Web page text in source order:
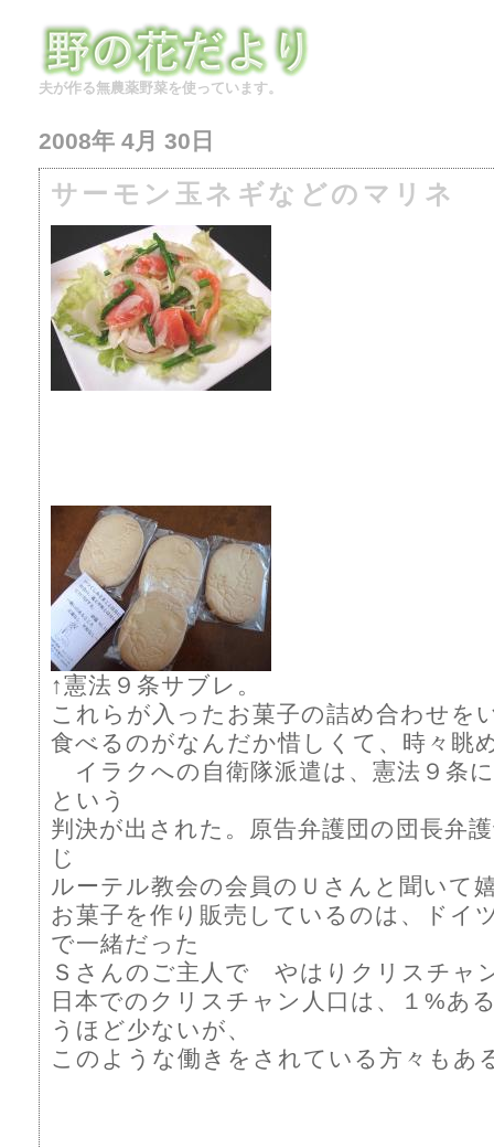
夫が作る無農薬野菜を使っています。
2008年 4月 30日
サーモン玉ネギなどのマリネ
↑憲法９条サブレ。
これらが入ったお菓子の詰め合わせを
食べるのがなんだか惜しくて、時々眺
イラクへの自衛隊派遣は、憲法９条
という
判決が出された。原告弁護団の団長弁
じ
ルーテル教会の会員のＵさんと聞いて
お菓子を作り販売しているのは、ドイ
で一緒だった
Ｓさんのご主人で やはりクリスチャ
日本でのクリスチャン人口は、１%あ
うほど少ないが、
このような働きをされている方々もあ